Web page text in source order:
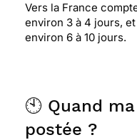
Vers la France
environ 3 à 4 jours,
environ 6 à 10 jours.
🕙 Quand
postée ?